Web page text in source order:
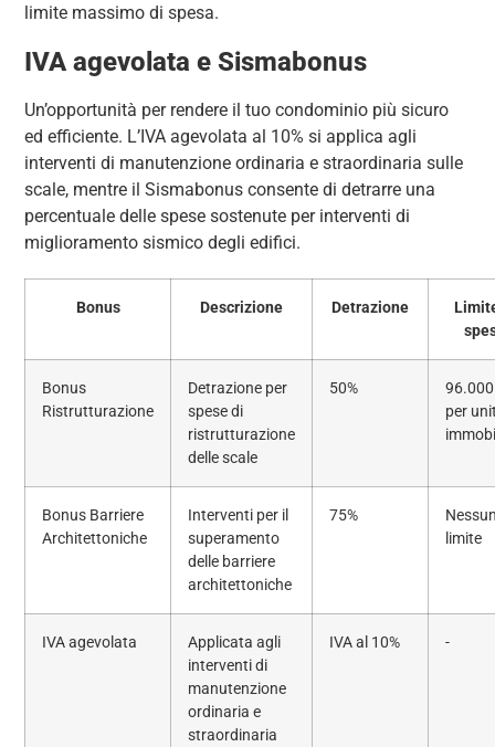
limite massimo di spesa.
IVA agevolata e Sismabonus
Un’opportunità per rendere il tuo condominio più sicuro
ed efficiente. L’IVA agevolata al 10% si applica agli
interventi di manutenzione ordinaria e straordinaria sulle
scale, mentre il Sismabonus consente di detrarre una
percentuale delle spese sostenute per interventi di
miglioramento sismico degli edifici.
Bonus Descrizione Detrazione
Bonus
Ristrutturazione
Detrazione per
spese di
ristrutturazione
delle scale
50%
per
Bonus Barriere
Architettoniche
Interventi per il
superamento
delle barriere
architettoniche
75%
limite
IVA agevolata
Applicata agli
interventi di
manutenzione
ordinaria e
straordinaria
IVA al 10% -